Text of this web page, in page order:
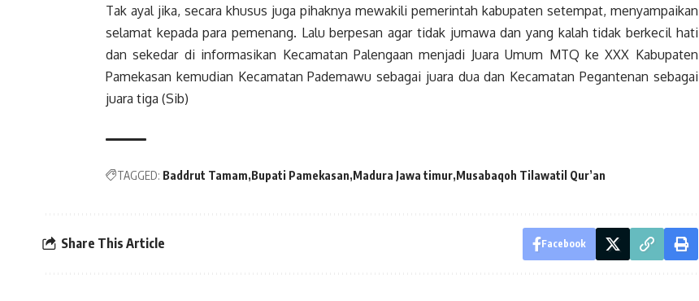
Tak ayal jika, secara khusus juga pihaknya mewakili pemerintah kabupaten setempat, menyampaikan
selamat kepada para pemenang. Lalu berpesan agar tidak jumawa dan yang kalah tidak berkecil hati
dan sekedar di informasikan Kecamatan Palengaan menjadi Juara Umum MTQ ke XXX Kabupaten
Pamekasan kemudian Kecamatan Pademawu sebagai juara dua dan Kecamatan Pegantenan sebagai
juara tiga (Sib)
TAGGED: Baddrut Tamam Bupati Pamekasan Madura Jawa timur Musabaqoh Tilawatil Qur’an
Share This Article Facebook